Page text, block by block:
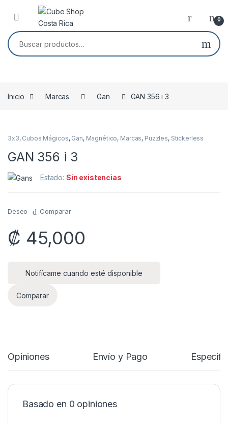
Skip to navigation
Skip to content
0
Buscar por:
Inicio Marcas Gan GAN 356 i 3
3x3, Cubos Mágicos, Gan, Magnético, Marcas, Puzzles, Stickerless
GAN 356 i 3
Estado: Sin existencias
Deseo Comparar
₡ 45,000
Notifícame cuando esté disponible
Comparar
Opiniones Envío y Pago
Basado en 0 opiniones